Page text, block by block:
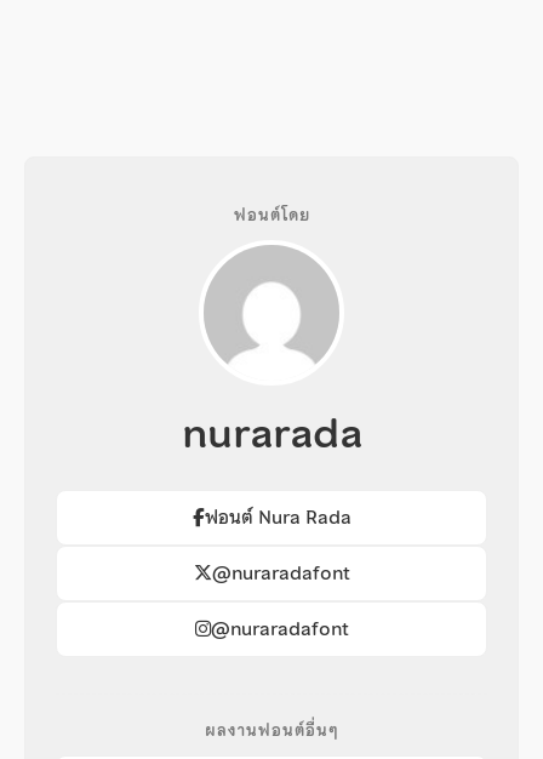
ฟอนต์โดย
nurarada
ฟอนต์ Nura Rada
@nuraradafont
@nuraradafont
ผลงานฟอนต์อื่นๆ